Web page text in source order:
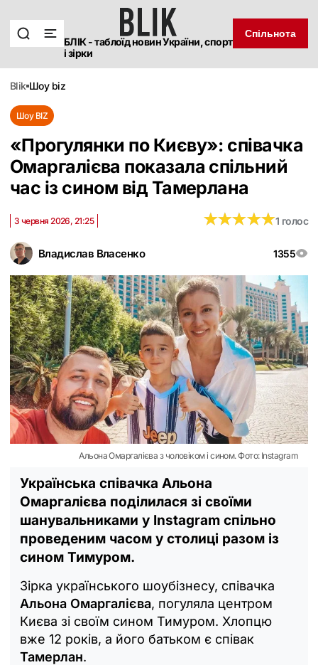
БЛІК - таблоїд новин України, спорт
і зірки
Спільнота
blik шоу biz
Шоу BIZ
«Прогулянки по Києву»: співачка
Омаргалієва показала спільний
час із сином від Тамерлана
Владислав Власенко 1355
3 червня 2026, 21:25 ★★★★★
★★★★★1 голос
Альона Омаргалієва з чоловіком і сином. Фото: Instagram
Українська співачка Альона
Омаргалієва поділилася зі своїми
шанувальниками у Instagram спільно
проведеним часом у столиці разом із
сином Тимуром.
Зірка українського шоубізнесу, співачка
Альона Омаргалієва, погуляла центром
Києва зі своїм сином Тимуром. Хлопцю
вже 12 років, а його батьком є співак
Тамерлан.